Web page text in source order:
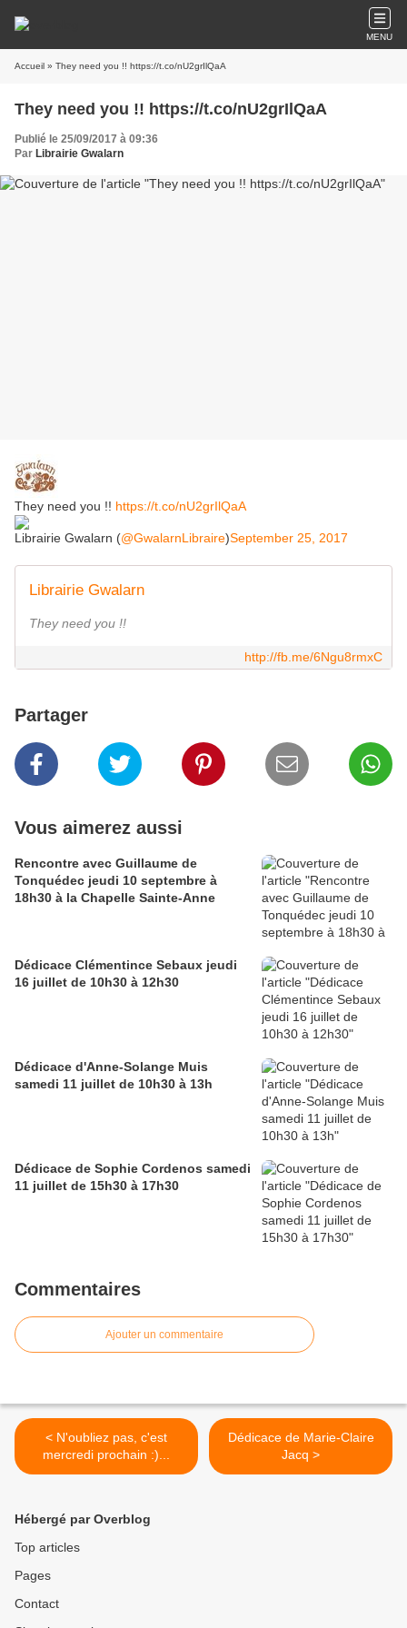
MENU
Accueil » They need you !! https://t.co/nU2grIlQaA
They need you !! https://t.co/nU2grIlQaA
Publié le 25/09/2017 à 09:36
Par Librairie Gwalarn
They need you !! https://t.co/nU2grIlQaA
Librairie Gwalarn (@GwalarnLibraire)September 25, 2017
Librairie Gwalarn
They need you !!
http://fb.me/6Ngu8rmxC
Partager
Vous aimerez aussi
Rencontre avec Guillaume de
Tonquédec jeudi 10 septembre à
18h30 à la Chapelle Sainte-Anne
Dédicace Clémentince Sebaux jeudi
16 juillet de 10h30 à 12h30
Dédicace d'Anne-Solange Muis
samedi 11 juillet de 10h30 à 13h
Dédicace de Sophie Cordenos samedi
11 juillet de 15h30 à 17h30
Commentaires
Ajouter un commentaire
< N'oubliez pas, c'est
mercredi prochain :)...
Dédicace de Marie-Claire
Jacq >
Hébergé par Overblog
Top articles
Pages
Contact